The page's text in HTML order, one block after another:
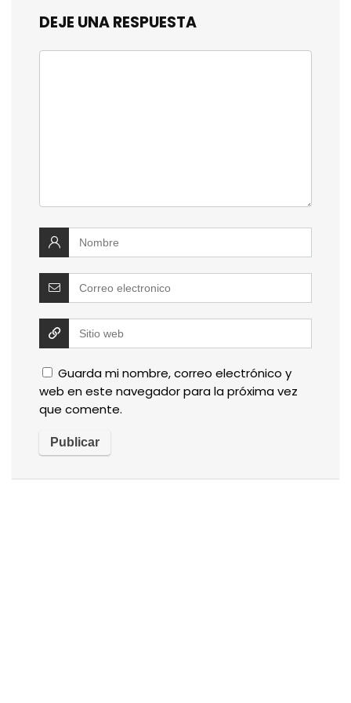
DEJE UNA RESPUESTA
Guarda mi nombre, correo electrónico y
web en este navegador para la próxima vez
que comente.